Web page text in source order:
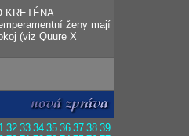
KRETÉNA
ženy mají
(viz Quure X
32 33 34 35 36 37 38 39